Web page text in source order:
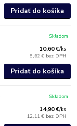
Pridať do košíka
10,60 €/ks
8,62 € bez DPH
Skladom
Pridať do košíka
14,90 €/ks
12,11 € bez DPH
Skladom